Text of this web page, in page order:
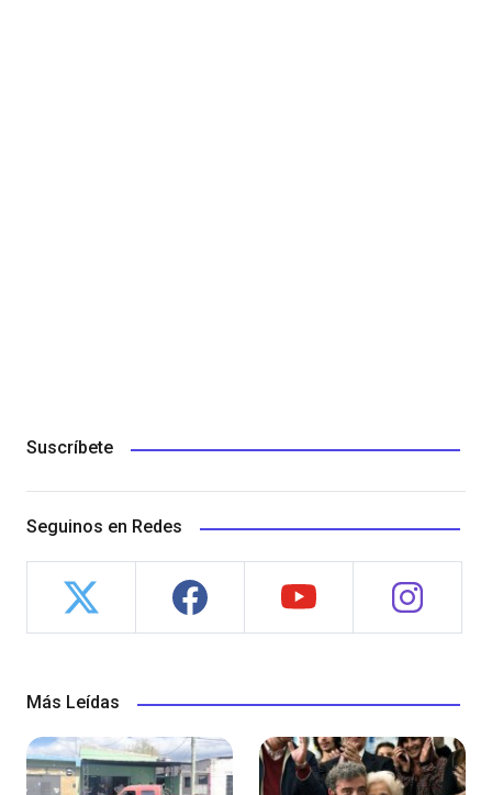
Suscríbete
Seguinos en Redes
Más Leídas